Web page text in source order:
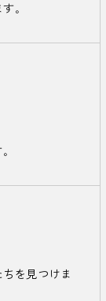
。
ちを見つけま